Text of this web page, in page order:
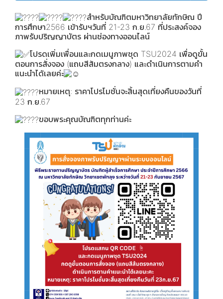
สำหรับบัณฑิตมหาวิทยาลัยทักษิณ ปี
การศึกษา2566 เข้ารับฯวันที่ 21-23 ก.ย.67 ที่ประสงค์จอง
ภาพรับปริญญาบัตร ผ่านช่องทางออนไลน์
โปรดเพิ่มเพื่อนและกดเมนูภาพชุด TSU2024 เพื่อดูขั้น
ตอนการสั่งจอง (แถบสีส้มตรงกลาง) และดำเนินการตามคำ
แนะนำได้เลยค่ะ
หมายเหตุ: ราคาโปรโมชั่นจะสิ้นสุดเที่ยงคืนของวันที่
23 ก.ย.67
ขอบพระคุณบัณฑิตทุกท่านค่ะ